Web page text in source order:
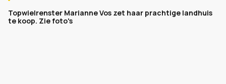
Topwielrenster Marianne Vos zet haar prachtige landhuis
te koop. Zie foto's